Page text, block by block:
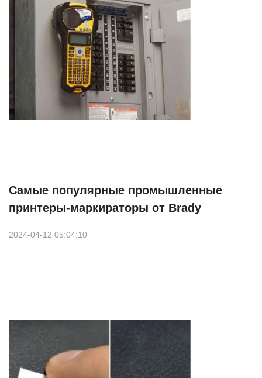
Самые популярные промышленные
принтеры-маркираторы от Brady
2024-04-12 05:04:10